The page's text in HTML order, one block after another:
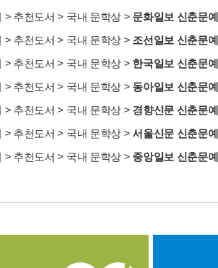
> 추천도서 > 국내 문학상 > 문화일보 신춘문예
> 추천도서 > 국내 문학상 > 조선일보 신춘문예
> 추천도서 > 국내 문학상 > 한국일보 신춘문예
> 추천도서 > 국내 문학상 > 동아일보 신춘문예
> 추천도서 > 국내 문학상 > 경향신문 신춘문예
> 추천도서 > 국내 문학상 >서울신문 신춘문예
> 추천도서 > 국내 문학상 > 중앙일보 신춘문예